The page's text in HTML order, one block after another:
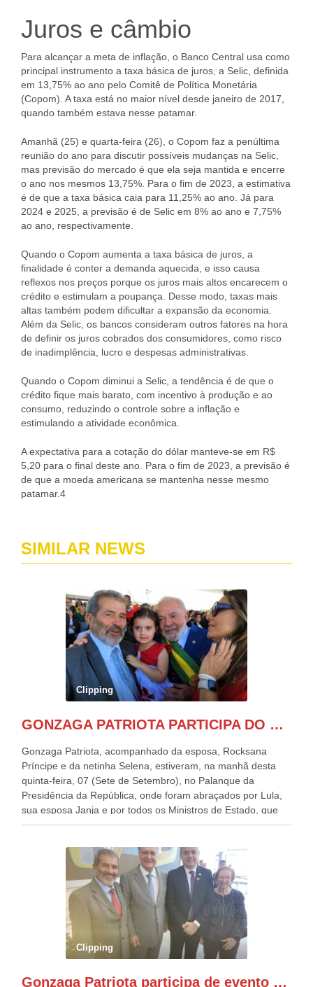
Juros e câmbio
Para alcançar a meta de inflação, o Banco Central usa como
principal instrumento a taxa básica de juros, a Selic, definida
em 13,75% ao ano pelo Comitê de Política Monetária
(Copom). A taxa está no maior nível desde janeiro de 2017,
quando também estava nesse patamar.
Amanhã (25) e quarta-feira (26), o Copom faz a penúltima
reunião do ano para discutir possíveis mudanças na Selic,
mas previsão do mercado é que ela seja mantida e encerre
o ano nos mesmos 13,75%. Para o fim de 2023, a estimativa
é de que a taxa básica caia para 11,25% ao ano. Já para
2024 e 2025, a previsão é de Selic em 8% ao ano e 7,75%
ao ano, respectivamente.
Quando o Copom aumenta a taxa básica de juros, a
finalidade é conter a demanda aquecida, e isso causa
reflexos nos preços porque os juros mais altos encarecem o
crédito e estimulam a poupança. Desse modo, taxas mais
altas também podem dificultar a expansão da economia.
Além da Selic, os bancos consideram outros fatores na hora
de definir os juros cobrados dos consumidores, como risco
de inadimplência, lucro e despesas administrativas.
Quando o Copom diminui a Selic, a tendência é de que o
crédito fique mais barato, com incentivo à produção e ao
consumo, reduzindo o controle sobre a inflação e
estimulando a atividade econômica.
A expectativa para a cotação do dólar manteve-se em R$
5,20 para o final deste ano. Para o fim de 2023, a previsão é
de que a moeda americana se mantenha nesse mesmo
patamar.4
SIMILAR NEWS
Clipping
GONZAGA PATRIOTA PARTICIPA DO DESFILE DA INDEPENDÊNCIA NO PALANQUE DA PRESIDÊNCIA DA REPÚBLICA E É ABRAÇADO POR LULA E POR GERALDO ALCKMIN.
Gonzaga Patriota, acompanhado da esposa, Rocksana
Príncipe e da netinha Selena, estiveram, na manhã desta
quinta-feira, 07 (Sete de Setembro), no Palanque da
Presidência da República, onde foram abraçados por Lula,
sua esposa Janja e por todos os Ministros de Estado, que
estavam presentes, nos Desfiles da Independência da
outros desfiles, na Esplanada dos Ministérios, disse ter sido
o deste ano, o maior e o mais organizado de todos. “Há
quatro décadas, como Patriota até no nome, participo
anualmente dos desfiles de Sete de Setembro, na
Esplanada dos Ministérios, em Brasília. Este ano, o governo
preparou espaços com cadeiras e coberturas, para 30.000
pessoas, só que o número de Patriotas Brasileiros
Independentes, dobrou na Esplanada. Eu, Lula e os
Clipping
Gonzaga Patriota participa de evento em prol do desenvolvimento do Nordeste